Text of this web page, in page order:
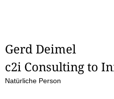
S
e
Gerd Deimel
c2i Consulting to
Natürliche Person